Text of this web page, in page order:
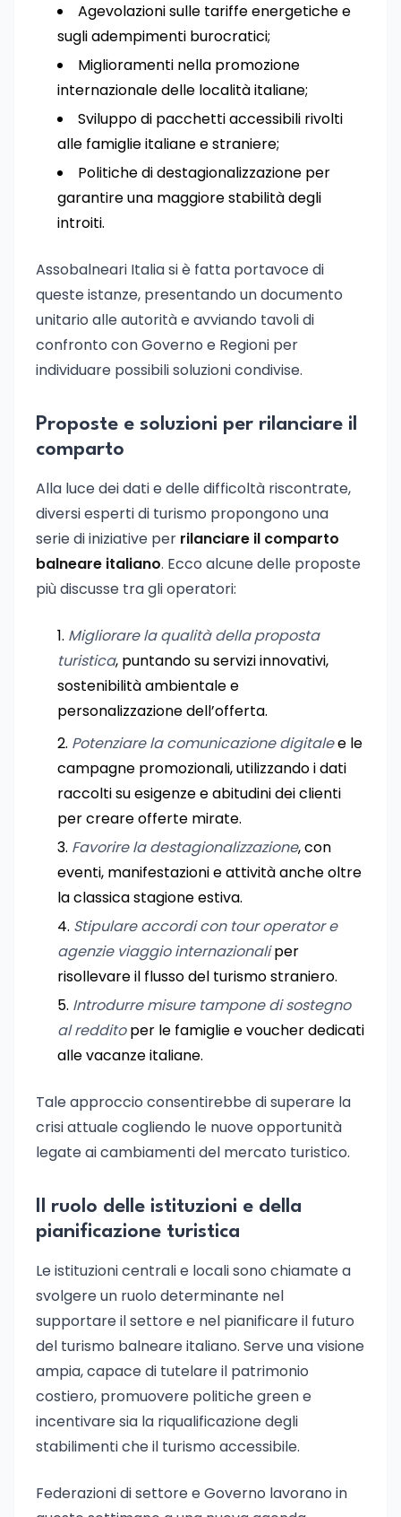
Agevolazioni sulle tariffe energetiche e
sugli adempimenti burocratici;
Miglioramenti nella promozione
internazionale delle località italiane;
Sviluppo di pacchetti accessibili rivolti
alle famiglie italiane e straniere;
Politiche di destagionalizzazione per
garantire una maggiore stabilità degli
introiti.
Assobalneari Italia si è fatta portavoce di
queste istanze, presentando un documento
unitario alle autorità e avviando tavoli di
confronto con Governo e Regioni per
individuare possibili soluzioni condivise.
Proposte e soluzioni per rilanciare il
comparto
Alla luce dei dati e delle difficoltà riscontrate,
diversi esperti di turismo propongono una
serie di iniziative per rilanciare il comparto
balneare italiano. Ecco alcune delle proposte
più discusse tra gli operatori:
Migliorare la qualità della proposta
turistica, puntando su servizi innovativi,
sostenibilità ambientale e
personalizzazione dell’offerta.
Potenziare la comunicazione digitalee le
campagne promozionali, utilizzando i dati
raccolti su esigenze e abitudini dei clienti
per creare offerte mirate.
Favorire la destagionalizzazione, con
eventi, manifestazioni e attività anche oltre
la classica stagione estiva.
Stipulare accordi con tour operator e
agenzie viaggio internazionaliper
risollevare il flusso del turismo straniero.
Introdurre misure tampone di sostegno
al redditoper le famiglie e voucher dedicati
alle vacanze italiane.
Tale approccio consentirebbe di superare la
crisi attuale cogliendo le nuove opportunità
legate ai cambiamenti del mercato turistico.
Il ruolo delle istituzioni e della
pianificazione turistica
Le istituzioni centrali e locali sono chiamate a
svolgere un ruolo determinante nel
supportare il settore e nel pianificare il futuro
del turismo balneare italiano. Serve una visione
ampia, capace di tutelare il patrimonio
costiero, promuovere politiche green e
incentivare sia la riqualificazione degli
stabilimenti che il turismo accessibile.
Federazioni di settore e Governo lavorano in